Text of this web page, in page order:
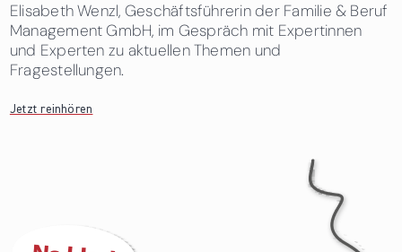
Elisabeth Wenzl, Geschäftsführerin der Familie & Beruf
Management GmbH, im Gespräch mit Expertinnen
und Experten zu aktuellen Themen und
Fragestellungen.
Jetzt reinhören